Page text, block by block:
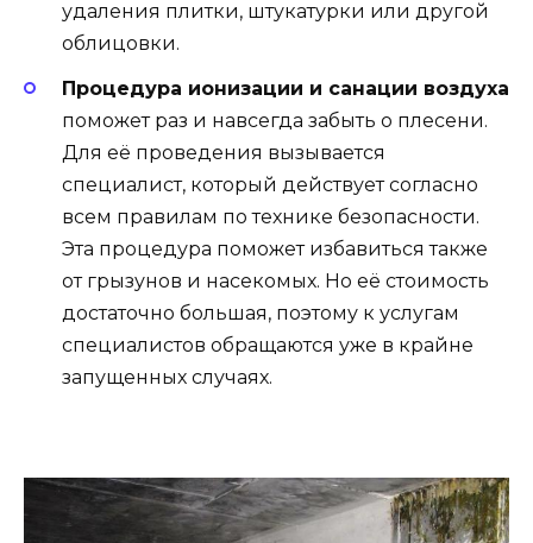
удаления плитки, штукатурки или другой
облицовки.
Процедура ионизации и санации воздуха
поможет раз и навсегда забыть о плесени.
Для её проведения вызывается
специалист, который действует согласно
всем правилам по технике безопасности.
Эта процедура поможет избавиться также
от грызунов и насекомых. Но её стоимость
достаточно большая, поэтому к услугам
специалистов обращаются уже в крайне
запущенных случаях.